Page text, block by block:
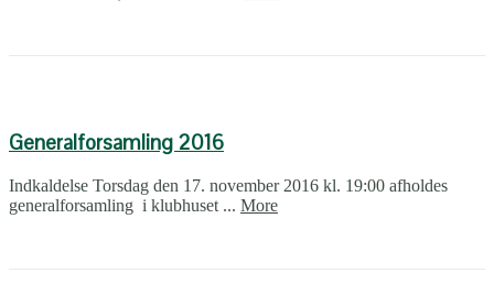
Generalforsamling 2016
Indkaldelse Torsdag den 17. november 2016 kl. 19:00 afholdes
generalforsamling i klubhuset ... More